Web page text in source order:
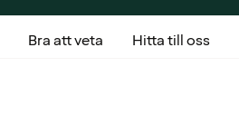
Bra att veta Hitta till oss